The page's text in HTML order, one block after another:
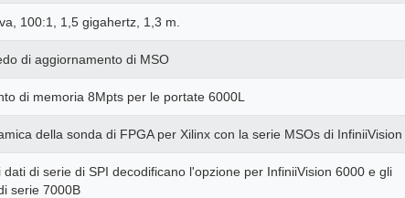
100:1, 1,5 gigahertz, 1,3 m.
di aggiornamento di MSO
di memoria 8Mpts per le portate 6000L
della sonda di FPGA per Xilinx con la serie MSOs di InfiniiVision
dati di serie di SPI decodificano l'opzione per InfiniiVision 6000 e gli
serie 7000B